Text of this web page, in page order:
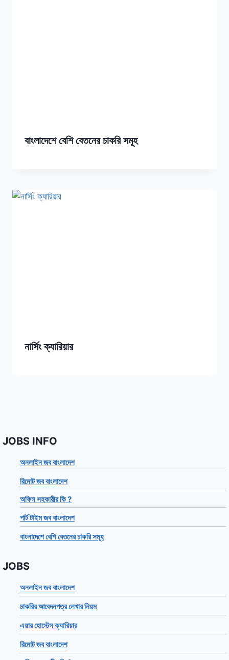
বাংলাদেশে বেশি বেতনের চাকরি সমূহ
নার্সিং ক্যারিয়ার
JOBS INFO
অনলাইন জব বাংলাদেশ
রিমোট জব বাংলাদেশ
অফিস সহকারীর কি ?
পার্ট টাইম জব বাংলাদেশ
বাংলাদেশে বেশি বেতনের চাকরি সমূহ
JOBS
অনলাইন জব বাংলাদেশ
চাকরির আবেদনপত্র লেখার নিয়ম
এয়ার হোস্টেস ক্যারিয়ার
রিমোট জব বাংলাদেশ